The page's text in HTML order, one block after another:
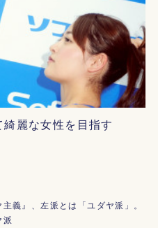
麗な女性を目指す
義』、左派とは「ユダヤ派」。
派